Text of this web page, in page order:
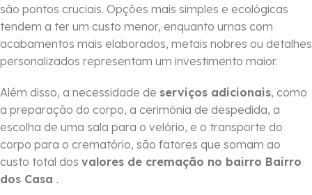
são pontos cruciais. Opções mais simples e ecológicas
tendem a ter um custo menor, enquanto urnas com
acabamentos mais elaborados, metais nobres ou detalhes
personalizados representam um investimento maior.
Além disso, a necessidade de serviços adicionais, como
a preparação do corpo, a cerimônia de despedida, a
escolha de uma sala para o velório, e o transporte do
corpo para o crematório, são fatores que somam ao
custo total dos valores de cremação no bairro Bairro
dos Casa .